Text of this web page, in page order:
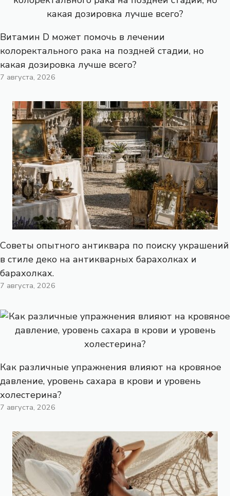
Витамин D может помочь в лечении
колоректального рака на поздней стадии, но
какая дозировка лучше всего?
7 августа, 2026
Советы опытного антиквара по поиску украшений
в стиле деко на антикварных барахолках и
барахолках.
7 августа, 2026
Как различные упражнения влияют на кровяное
давление, уровень сахара в крови и уровень
холестерина?
7 августа, 2026